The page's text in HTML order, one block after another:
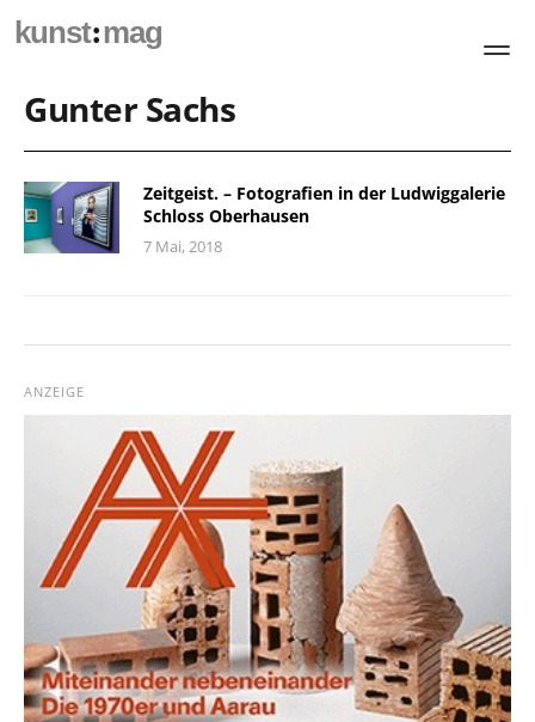
kunst:mag
Gunter Sachs
Zeitgeist. – Fotografien in der Ludwiggalerie
Schloss Oberhausen
7 Mai, 2018
ANZEIGE